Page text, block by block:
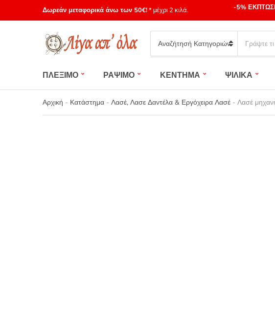
Δωρεάν μεταφορικά άνω των 50€!* μέχρι 2 κιλά. -5%
Category
name
a
c
h
p
ΠΛΕΞΙΜΟ ΡΑΨΙΜΟ ΚΕΝΤΗΜΑ ΨΙΛΙΚΑ
Αρχική - Κατάστημα - Λασέ, Λασε Δαντέλα & Εργόχειρα Λασέ - Λασέ